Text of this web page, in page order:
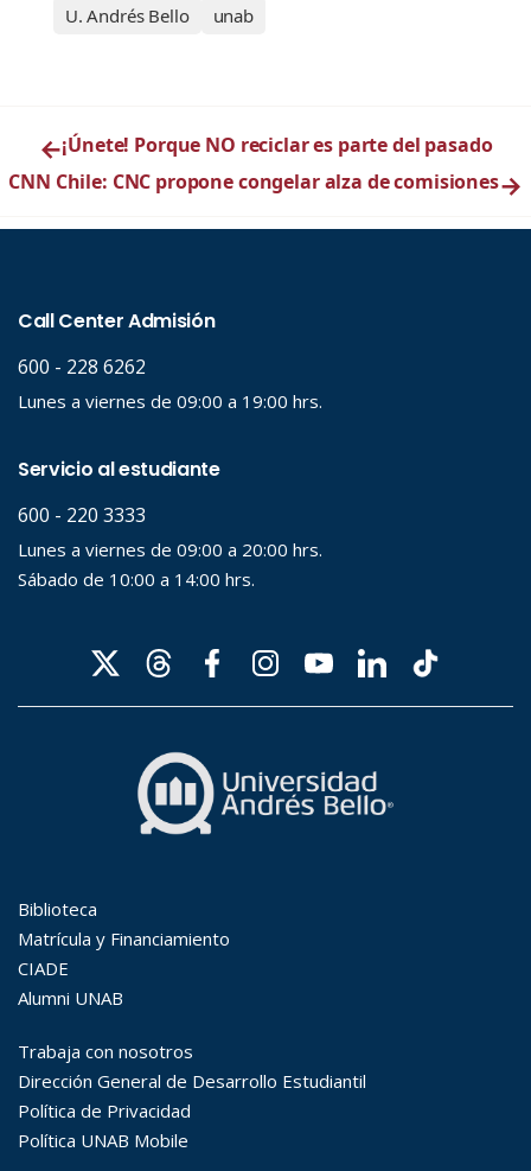
U. Andrés Bello
unab
←¡Únete! Porque NO reciclar es parte del pasado
CNN Chile: CNC propone congelar alza de comisiones→